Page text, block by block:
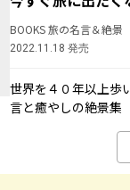
BOOKS 旅の名言＆絶景
2022.11.18 発売
世界を４０年以上歩
言と癒やしの絶景集